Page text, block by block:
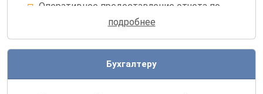
Оперативное предоставление отчета по
требованию учредителя
Исправление ошибок регламентированной
отчетности
Корректировка регистров
подробнее
Бухгалтеру